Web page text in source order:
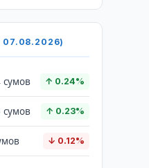
сумов ↑ 0.24%
сумов ↑ 0.23%
↓ 0.12%